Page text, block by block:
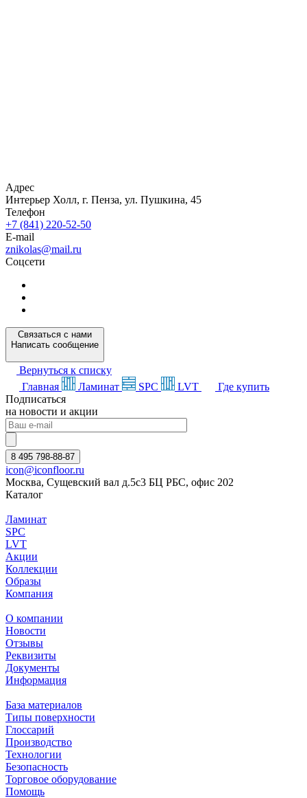
Адрес
Интерьер Холл, г. Пенза, ул. Пушкина, 45
Телефон
+7 (841) 220-52-50
E-mail
znikolas@mail.ru
Соцсети
Связаться с нами
Написать сообщение
Вернуться к списку
Главная
Ламинат SPC LVT
Где купить
Подписаться
на новости и акции
8 495 798-88-87
icon@iconfloor.ru
Москва, Сущевский вал д.5с3 БЦ РБС, офис 202
Каталог
Ламинат
SPC
LVT
Акции
Коллекции
Образы
Компания
О компании
Новости
Отзывы
Реквизиты
Документы
Информация
База материалов
Типы поверхности
Глоссарий
Производство
Технологии
Безопасность
Торговое оборудование
Помощь